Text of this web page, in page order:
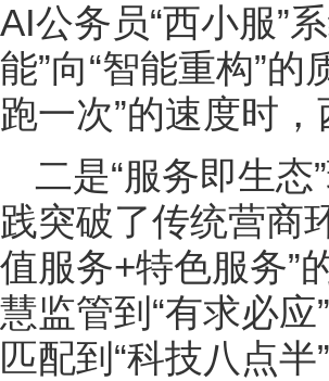
AI公务员“西小服”
能”向“智能重构”
跑一次”的速度时
二是“服务即生
践突破了传统营商
值服务+特色服务”
慧监管到“有求必
匹配到“科技八点